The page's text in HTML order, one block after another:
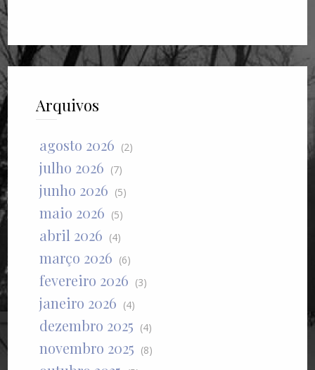
Arquivos
agosto 2026 (2)
julho 2026 (7)
junho 2026 (5)
maio 2026 (5)
abril 2026 (4)
março 2026 (6)
fevereiro 2026 (3)
janeiro 2026 (4)
dezembro 2025 (4)
novembro 2025 (8)